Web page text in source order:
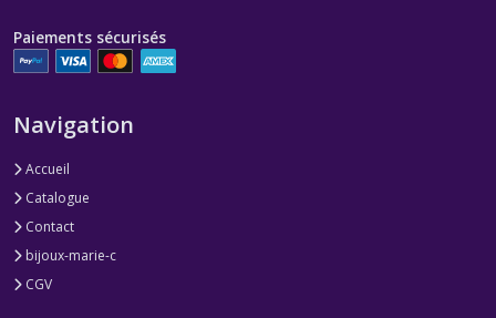
Paiements sécurisés
Navigation
Accueil
Catalogue
Contact
bijoux-marie-c
CGV